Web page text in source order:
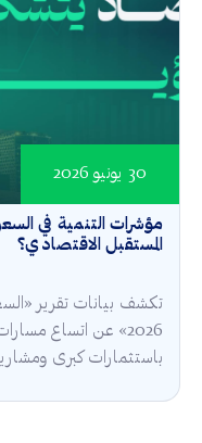
مؤشرات التنمية في
المستقبل الاقتصادي؟
30 يونيو 2026
تكشف بيانات تقرير
2026» عن اتساع
باستثمارات كبرى